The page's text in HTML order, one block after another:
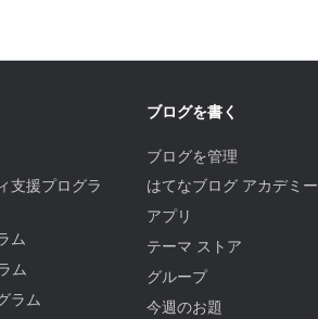
支援プログラ
ム
ム
ラム
ブログを書く
ブログを管理
はてなブログ アカデミー
アプリ
テーマ ストア
グループ
今週のお題